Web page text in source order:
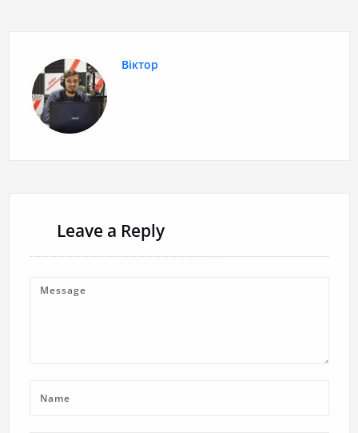
Віктор
Leave a Reply